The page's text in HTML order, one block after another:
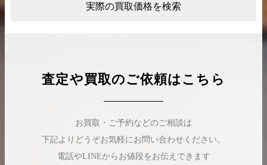
実際の買取価格を検索
査定や買取のご依頼はこちら
お買取・ご予約などのご相談は
下記よりどうぞお気軽にお問い合わせください。
電話やLINEからお値段をお伝えできます